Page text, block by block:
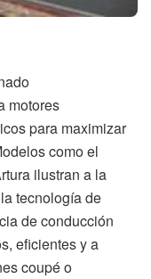
motores
para maximizar
como el
ilustran a la
tecnología de
de conducción
eficientes y a
coupé o